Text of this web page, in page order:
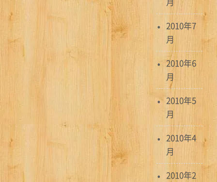
2010年7
月
2010年6
月
2010年5
月
2010年4
月
2010年2